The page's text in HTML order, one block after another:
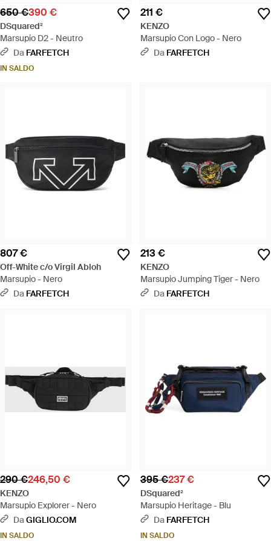
650 €390 €
DSquared²
Marsupio D2 - Neutro
Da FARFETCH
IN SALDO
211 €
KENZO
Marsupio Con Logo - Nero
Da FARFETCH
807 €
Off-White c/o Virgil Abloh
Marsupio - Nero
Da FARFETCH
213 €
KENZO
Marsupio Jumping Tiger - Nero
Da FARFETCH
290 €246,50 €
KENZO
Marsupio Explorer - Nero
DaGIGLIO.COM
IN SALDO
395 €237 €
DSquared²
Marsupio Heritage - Blu
Da FARFETCH
IN SALDO